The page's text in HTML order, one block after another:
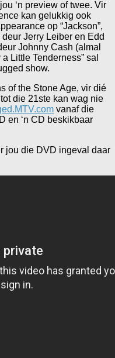
‘n preview of twee. Vir
kan gelukkig ook
op “Jackson”,
Jerry Leiber en Edd
Johnny Cash (almal
Little Tenderness” sal
show.
of the Stone Age, vir dié
die 21ste kan wag nie
vanaf die
en ‘n CD beskikbaar
jou die DVD ingeval daar